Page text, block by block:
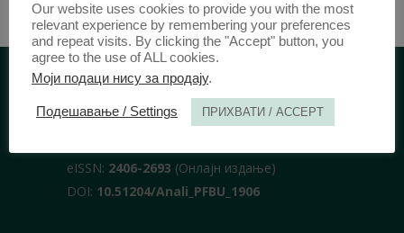
ИДЕНТИФИКАЦИЈА /
еISSN: 2406-2693 (Онлајн издање)
DOI: 10.51204/Anali_PFBU_1906
Our website uses cookies to provide you with the most
relevant experience by remembering your preferences
and repeat visits. By clicking the "Accept" button, you
agree to the use of ALL cookies.
Моји подаци нису за продају.
Подешавање / Settings ПРИХВАТИ / ACCEPT